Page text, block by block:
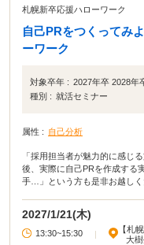
札幌新卒応援ハローワーク
自己PRをつくってみ
ーワーク
対象卒年 : 2027年卒 2028年
種別 : 就活セミナー
属性 : 自己分析
「採用担当者が魅力的に感じ
後、実際に自己PRを作成する
手…」という方も是非お越しく
2027/1/21(木)
13:30~15:30
【札
大